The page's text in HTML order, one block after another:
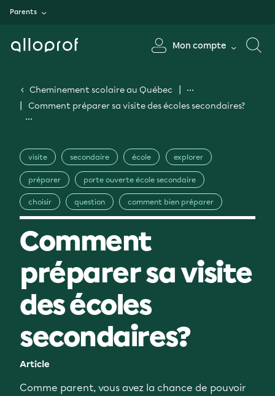
Parents
Mon compte
Cheminement scolaire au Québec
Comment préparer sa visite des écoles secondaires?
visite secondaire école explorer
préparer porte ouverte école secondaire
choisir question comment bien préparer
Comment
préparer sa visite
des écoles
secondaires?
Article
Comme parent, vous avez la chance de pouvoir